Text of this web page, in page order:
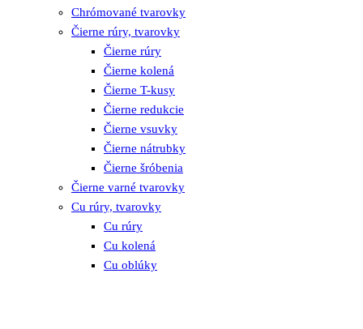
Chrómované tvarovky
Čierne rúry, tvarovky
Čierne rúry
Čierne kolená
Čierne T-kusy
Čierne redukcie
Čierne vsuvky
Čierne nátrubky
Čierne šróbenia
Čierne varné tvarovky
Cu rúry, tvarovky
Cu rúry
Cu kolená
Cu oblúky